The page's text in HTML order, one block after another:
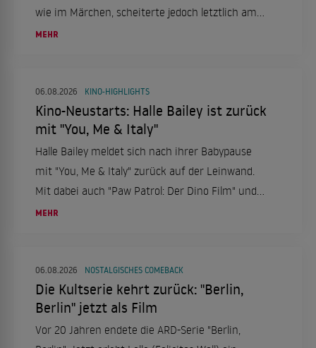
wie im Märchen, scheiterte jedoch letztlich am
enormen Druck.
MEHR
06.08.2026 KINO-HIGHLIGHTS
Kino-Neustarts: Halle Bailey ist zurück
mit "You, Me & Italy"
Halle Bailey meldet sich nach ihrer Babypause
mit "You, Me & Italy" zurück auf der Leinwand.
Mit dabei auch "Paw Patrol: Der Dino Film" und
"Nightborn". Ein Kinowochenende voller
MEHR
06.08.2026 NOSTALGISCHES COMEBACK
Die Kultserie kehrt zurück: "Berlin,
Berlin" jetzt als Film
Vor 20 Jahren endete die ARD-Serie "Berlin,